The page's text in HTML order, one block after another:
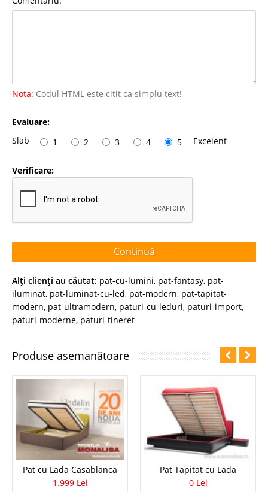
Nota: Codul HTML este citit ca simplu text!
Evaluare:
Slab
1 2 3 4 5 Excelent
Verificare:
Continuă
Alţi clienţi au căutat: pat-cu-lumini, pat-fantasy, pat-
iluminat, pat-luminat-cu-led, pat-modern, pat-tapitat-
modern, pat-ultramodern, paturi-cu-leduri, paturi-import,
paturi-moderne, paturi-tineret
Produse asemanătoare
Pat cu Lada Casablanca
1.999 Lei
Pat Tapitat cu Lada
0 Lei